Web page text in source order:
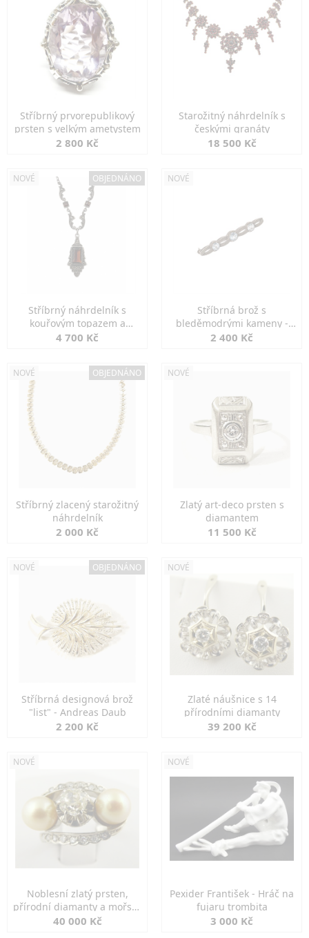
Stříbrný prvorepublikový
prsten s velkým ametystem
2 800 Kč
Starožitný náhrdelník s
českými granáty
18 500 Kč
NOVÉ OBJEDNÁNO
Stříbrný náhrdelník s
kouřovým topazem a
markazity
4 700 Kč
NOVÉ
Stříbrná brož s
bleděmodrými kameny -
jemná elegance
2 400 Kč
NOVÉ OBJEDNÁNO
Stříbrný zlacený starožitný
náhrdelník
2 000 Kč
NOVÉ
Zlatý art-deco prsten s
diamantem
11 500 Kč
NOVÉ OBJEDNÁNO
Stříbrná designová brož
"list" - Andreas Daub
2 200 Kč
NOVÉ
Zlaté náušnice s 14
přírodními diamanty
39 200 Kč
NOVÉ
Noblesní zlatý prsten,
přírodní diamanty a mořské
perly
40 000 Kč
NOVÉ
Pexider František - Hráč na
fujaru trombita
3 000 Kč